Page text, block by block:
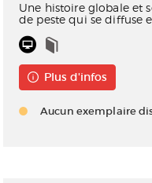
Une histoire globale et
de peste qui se diffuse
Plus d'infos
Aucun exemplaire